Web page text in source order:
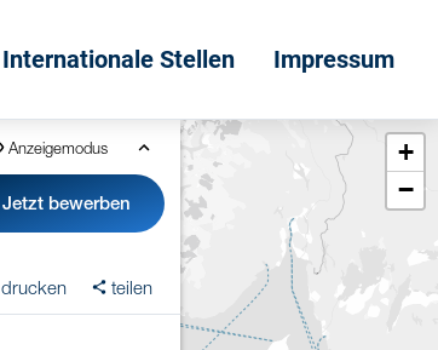
Internationale Stellen Impressum
Anzeigemodus
Jetzt bewerben
drucken teilen
+
−